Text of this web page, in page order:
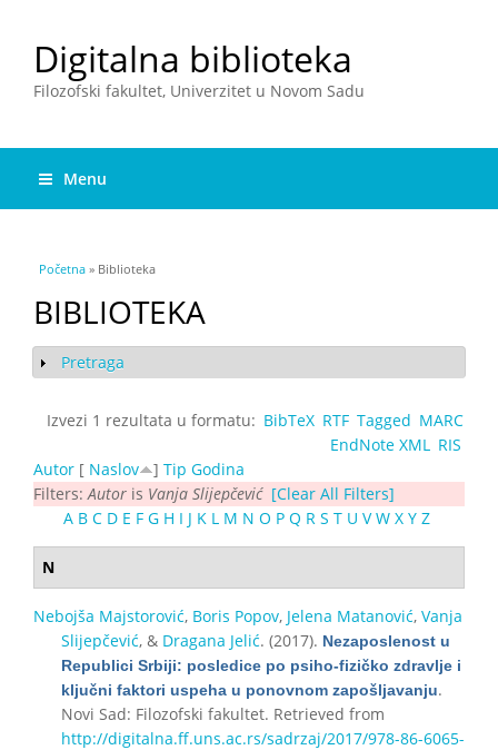
Digitalna biblioteka
Filozofski fakultet, Univerzitet u Novom Sadu
Menu
You are here
Početna » Biblioteka
BIBLIOTEKA
Show
Pretraga
Izvezi 1 rezultata u formatu: BibTeX RTF Tagged MARC
EndNote XML
RIS
Autor [ Naslov ] Tip Godina
Filters: Autor is Vanja Slijepčević [Clear All Filters]
A B C D E F G H I J K L M N O P Q R S T U V W X Y Z
N
Nebojša Majstorović, Boris Popov, Jelena Matanović, Vanja
Slijepčević, & Dragana Jelić. (2017). Nezaposlenost u
Republici Srbiji: posledice po psiho-fizičko zdravlje i
ključni faktori uspeha u ponovnom zapošljavanju.
Novi Sad: Filozofski fakultet. Retrieved from
http://digitalna.ff.uns.ac.rs/sadrzaj/2017/978-86-6065-